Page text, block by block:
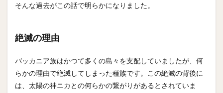
そんな過去がこの話で明らかになりました。
絶滅の理由
バッカニア族はかつて多くの島々を支配していましたが、何
らかの理由で絶滅してしまった種族です。この絶滅の背後に
は、太陽の神ニカとの何らかの繋がりがあるとされていま